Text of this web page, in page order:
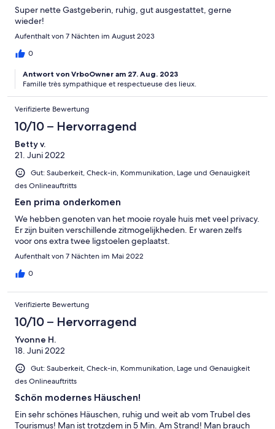
Super nette Gastgeberin, ruhig, gut ausgestattet, gerne
wieder!
Aufenthalt von 7 Nächten im August 2023
0
Antwort von VrboOwner am 27. Aug. 2023
Famille très sympathique et respectueuse des lieux.
Verifizierte Bewertung
10/10 – Hervorragend
Betty v.
21. Juni 2022
Gut: Sauberkeit, Check-in, Kommunikation, Lage und Genauigkeit
des Onlineauftritts
Een prima onderkomen
We hebben genoten van het mooie royale huis met veel privacy.
Er zijn buiten verschillende zitmogelijkheden. Er waren zelfs
voor ons extra twee ligstoelen geplaatst.
Aufenthalt von 7 Nächten im Mai 2022
0
Verifizierte Bewertung
10/10 – Hervorragend
Yvonne H.
18. Juni 2022
Gut: Sauberkeit, Check-in, Kommunikation, Lage und Genauigkeit
des Onlineauftritts
Schön modernes Häuschen!
Ein sehr schönes Häuschen, ruhig und weit ab vom Trubel des
Tourismus! Man ist trotzdem in 5 Min. Am Strand! Man brauch